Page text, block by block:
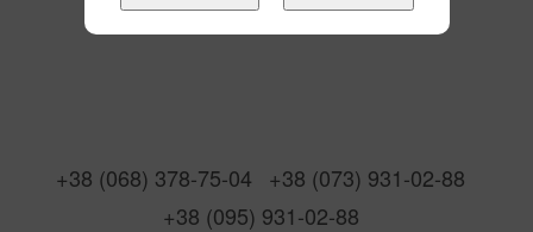
+38 (068) 378-75-04
+38 (073) 931-02-88
+38 (095) 931-02-88